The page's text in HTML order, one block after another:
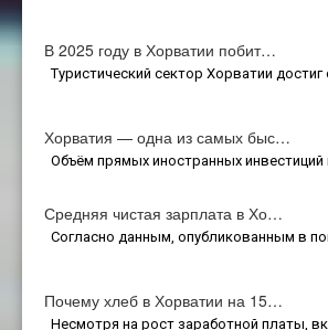
В 2025 году в Хорватии побит…
Туристический сектор Хорватии достиг
Хорватия — одна из самых быс…
Объём прямых иностранных инвестиций
Средняя чистая зарплата в Хо…
Согласно данным, опубликованным в
Почему хлеб в Хорватии на 15…
Несмотря на рост заработной платы,